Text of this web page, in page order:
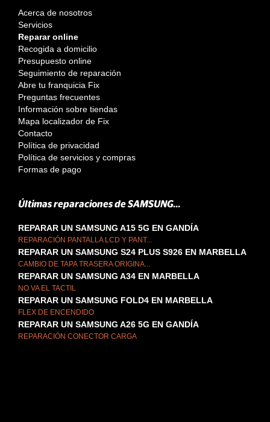
Acerca de nosotros
Servicios
Reparar online
Recogida a domicilio
Presupuesto online
Seguimiento de reparación
Abre tu franquicia Fix
Preguntas frecuentes
Información sobre tiendas
Mapa localizador de Fix
Contacto
Política de privacidad
Política de servicios y compras
Formas de pago
Últimas reparaciones de SAMSUNG...
REPARAR UN SAMSUNG A15 5G EN GANDÍA
REPARACIÓN PANTALLA LCD Y PANT...
REPARAR UN SAMSUNG S24 PLUS S926 EN MARBELLA
CAMBIO DE TAPA TRASERA ORIGINA...
REPARAR UN SAMSUNG A34 EN MARBELLA
NO VA EL TACTIL
REPARAR UN SAMSUNG FOLD4 EN MARBELLA
FLEX DE ENCENDIDO
REPARAR UN SAMSUNG A26 5G EN GANDÍA
REPARACIÓN CONECTOR CARGA